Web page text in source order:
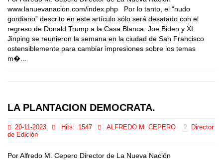
www.lanuevanacion.com/index.php Por lo tanto, el “nudo
gordiano” descrito en este artículo sólo será desatado con el
regreso de Donald Trump a la Casa Blanca. Joe Biden y XI
Jinping se reunieron la semana en la ciudad de San Francisco
ostensiblemente para cambiar impresiones sobre los temas
m�...
LA PLANTACION DEMOCRATA.
20-11-2023 Hits: 1547 ALFREDO M. CEPERO
Director
de Edición
Por Alfredo M. Cepero Director de La Nueva Nación